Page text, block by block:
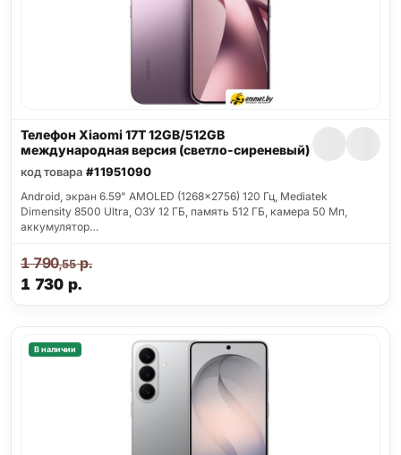
Телефон Xiaomi 17T 12GB/512GB
международная версия (светло-сиреневый)
код товара #11951090
Android, экран 6.59" AMOLED (1268x2756) 120 Гц, Mediatek
Dimensity 8500 Ultra, ОЗУ 12 ГБ, память 512 ГБ, камера 50 Мп,
аккумулятор…
1 730 р.
1 790,55р.
В наличии